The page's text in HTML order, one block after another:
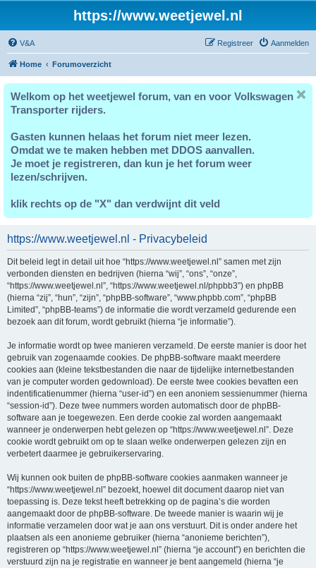
https://www.weetjewel.nl
V&A Aanmelden
Registreer
Home Forumoverzicht
Welkom op het weetjewel forum, van en voor Volkswagen
Transporter rijders.
Gasten kunnen helaas het forum niet meer lezen.
Omdat we te maken hebben met DDOS aanvallen.
Je moet je registreren, dan kun je het forum weer
lezen/schrijven.
klik rechts op de "X" dan verdwijnt dit veld
https://www.weetjewel.nl - Privacybeleid
Dit beleid legt in detail uit hoe “https://www.weetjewel.nl” samen met zijn
verbonden diensten en bedrijven (hierna “wij”, “ons”, “onze”,
“https://www.weetjewel.nl”, “https://www.weetjewel.nl/phpbb3”) en phpBB
(hierna “zij”, “hun”, “zijn”, “phpBB-software”, “www.phpbb.com”, “phpBB
Limited”, “phpBB-teams”) de informatie die wordt verzameld gedurende een
bezoek aan dit forum, wordt gebruikt (hierna “je informatie”).
Je informatie wordt op twee manieren verzameld. De eerste manier is door het
gebruik van zogenaamde cookies. De phpBB-software maakt meerdere
cookies aan (kleine tekstbestanden die naar de tijdelijke internetbestanden
van je computer worden gedownload). De eerste twee cookies bevatten een
indentificatienummer (hierna “user-id”) en een anoniem sessienummer (hierna
“session-id”). Deze twee nummers worden automatisch door de phpBB-
software aan je toegewezen. Een derde cookie zal worden aangemaakt
wanneer je onderwerpen hebt gelezen op “https://www.weetjewel.nl”. Deze
cookie wordt gebruikt om op te slaan welke onderwerpen gelezen zijn en
verbetert daarmee je gebruikerservaring.
Wij kunnen ook buiten de phpBB-software cookies aanmaken wanneer je
“https://www.weetjewel.nl” bezoekt, hoewel dit document daarop niet van
toepassing is. Deze tekst heeft betrekking op de pagina’s die worden
aangemaakt door de phpBB-software. De tweede manier is waarin wij je
informatie verzamelen door wat je aan ons verstuurt. Dit is onder andere het
plaatsen als een anonieme gebruiker (hierna “anonieme berichten”),
registreren op “https://www.weetjewel.nl” (hierna “je account”) en berichten die
verstuurd zijn na je registratie en wanneer je bent aangemeld (hierna “je